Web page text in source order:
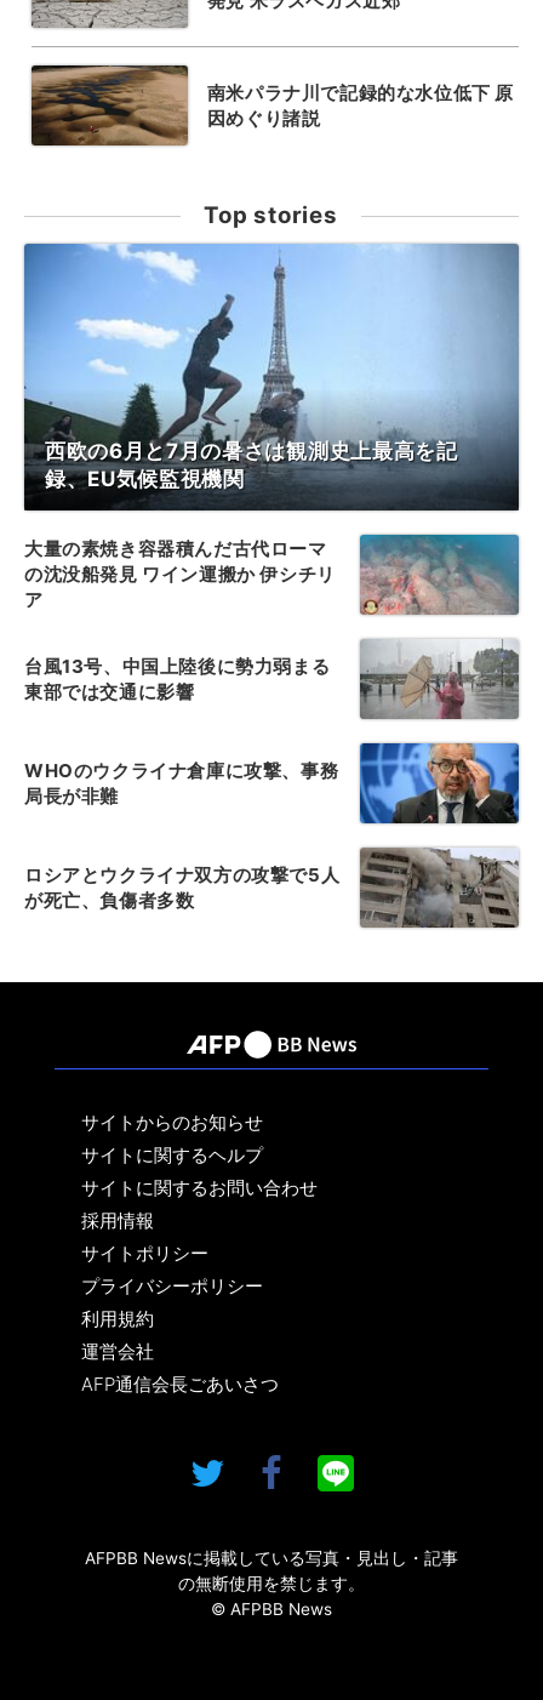
南米パラナ川で記録的な水位低下 原
因めぐり諸説
Top stories
西欧の6月と7月の暑さは観測史上最高を記
録、EU気候監視機関
大量の素焼き容器積んだ古代ローマ
の沈没船発見 ワイン運搬か 伊シチリ
ア
台風13号、中国上陸後に勢力弱まる
東部では交通に影響
WHOのウクライナ倉庫に攻撃、事務
局長が非難
ロシアとウクライナ双方の攻撃で5人
が死亡、負傷者多数
サイトからのお知らせ
サイトに関するヘルプ
サイトに関するお問い合わせ
採用情報
サイトポリシー
プライバシーポリシー
利用規約
運営会社
AFP通信会長ごあいさつ
AFPBB Newsに掲載している写真・見出し・記事
の無断使用を禁じます。
© AFPBB News